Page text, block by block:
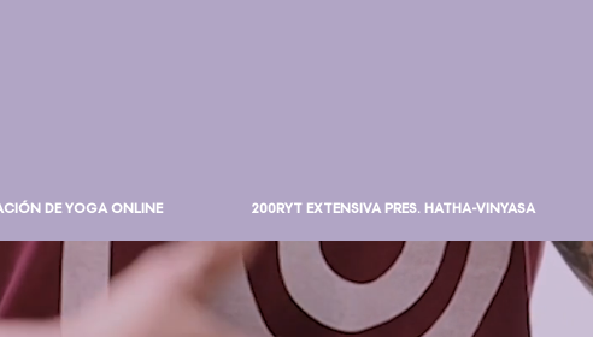
DE YOGA ONLINE 200RYT EXTENSIVA PRES. HATHA-VINYASA